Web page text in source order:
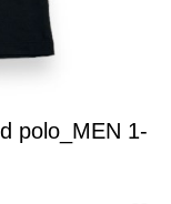
polo_MEN 1-